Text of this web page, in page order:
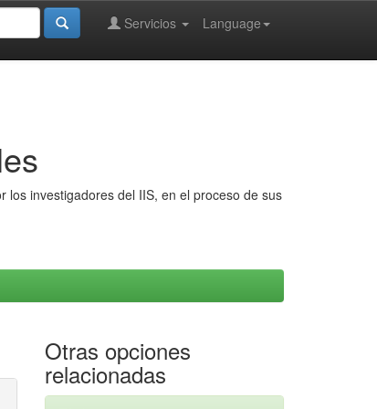
Language
Servicios
investigadores del IIS, en el proceso de sus
Otras opciones
relacionadas